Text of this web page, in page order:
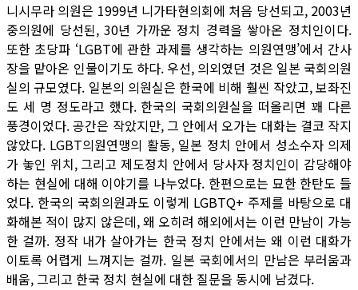
니시무라 의원은 1999년 니가타현의회에 처음 당선되고, 2003년
중의원에 당선된, 30년 가까운 정치 경력을 쌓아온 정치인이다.
또한 초당파 ‘LGBT에 관한 과제를 생각하는 의원연맹’에서 간사
장을 맡아온 인물이기도 하다. 우선, 의외였던 것은 일본 국회의원
실의 규모였다. 일본의 의원실은 한국에 비해 훨씬 작았고, 보좌진
도 세 명 정도라고 했다. 한국의 국회의원실을 떠올리면 꽤 다른
풍경이었다. 공간은 작았지만, 그 안에서 오가는 대화는 결코 작지
않았다. LGBT의원연맹의 활동, 일본 정치 안에서 성소수자 의제
가 놓인 위치, 그리고 제도정치 안에서 당사자 정치인이 감당해야
하는 현실에 대해 이야기를 나누었다. 한편으로는 묘한 한탄도 들
었다. 한국의 국회의원과도 이렇게 LGBTQ+ 주제를 바탕으로 대
화해본 적이 많지 않은데, 왜 오히려 해외에서는 이런 만남이 가능
한 걸까. 정작 내가 살아가는 한국 정치 안에서는 왜 이런 대화가
이토록 어렵게 느껴지는 걸까. 일본 국회에서의 만남은 부러움과
배움, 그리고 한국 정치 현실에 대한 질문을 동시에 남겼다.